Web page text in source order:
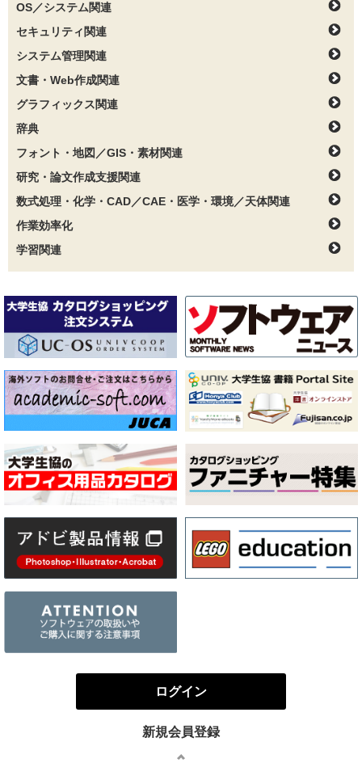
OS／システム関連
セキュリティ関連
システム管理関連
文書・Web作成関連
グラフィックス関連
辞典
フォント・地図／GIS・素材関連
研究・論文作成支援関連
数式処理・化学・CAD／CAE・医学・環境／天体関連
作業効率化
学習関連
ログイン
新規会員登録